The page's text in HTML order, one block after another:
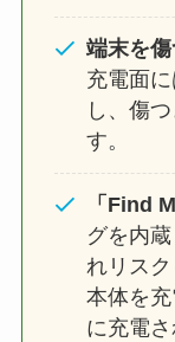
端末を傷
充電面
し、傷
す。
「Find
グを内
れリス
本体を
に充電